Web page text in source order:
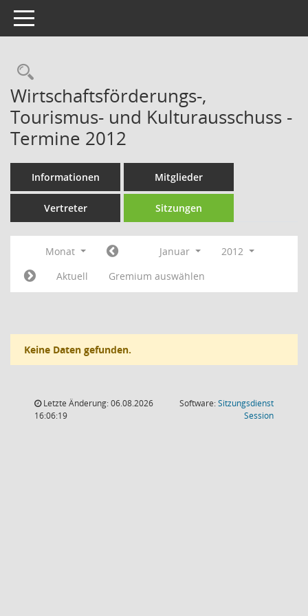
Toggle navigation
Rechercheauswahl
Wirtschaftsförderungs-,
Tourismus- und Kulturausschuss -
Termine 2012
Informationen Mitglieder
Vertreter Sitzungen
Monat Januar
2012
Aktuell
Gremium auswählen
Keine Daten gefunden.
Letzte Änderung: 06.08.2026
16:06:19
Software:Sitzungsdienst
Session(Wird in